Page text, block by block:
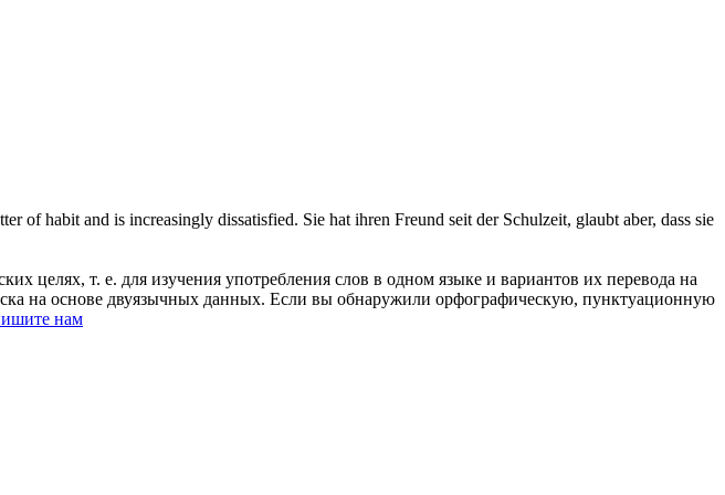
of habit and is increasingly dissatisfied. Sie hat ihren Freund seit der Schulzeit, glaubt aber, dass sie
целях, т. е. для изучения употребления слов в одном языке и вариантов их перевода на
на основе двуязычных данных. Если вы обнаружили орфографическую, пунктуационную
нам